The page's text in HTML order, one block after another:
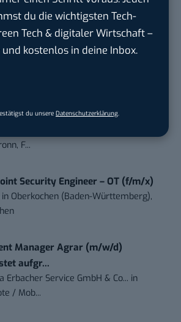
du die wichtigsten Tech-
Tech & digitaler Wirtschaft –
kostenlos in deine Inbox.
du unsere Datenschutzerklärung.
Media Consultant & Account Lead
DNA GmbHinFrankfurt am Main,
F...
Security Engineer – OT (f/m/x)
in Oberkochen (Baden-Württemberg),
Manager Agrar (m/w/d)
aufgr...
Erbacher Service GmbH & Co... in
/ Mob...